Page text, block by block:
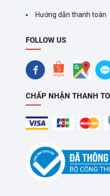
Hướng dẫn thanh toán
FOLLOW US
CHẤP NHẬN THANH